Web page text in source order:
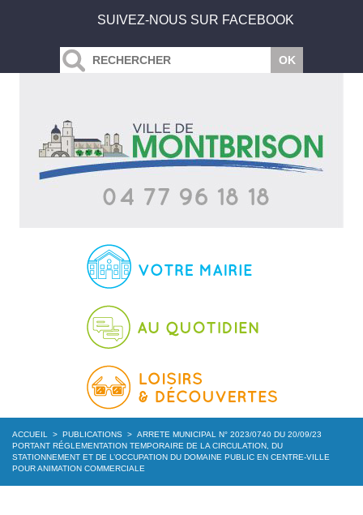
SUIVEZ-NOUS SUR FACEBOOK
ACCUEIL > PUBLICATIONS > ARRETE MUNICIPAL N° 2023/0740 DU 20/09/23
PORTANT RÉGLEMENTATION TEMPORAIRE DE LA CIRCULATION, DU
STATIONNEMENT ET DE L’OCCUPATION DU DOMAINE PUBLIC EN CENTRE-VILLE
POUR ANIMATION COMMERCIALE